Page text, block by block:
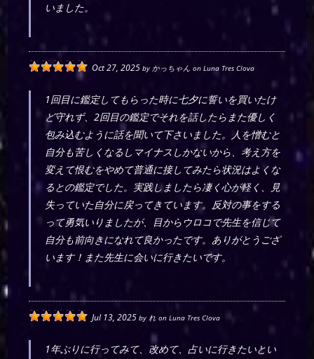
いました。
Oct 27, 2025 by かっちゃん onLuna Tres Clova
1回目に鑑定してもらった時に七夕に誓いを買いたけ
ど守れず、2回目の鑑定でそれを話したらまた優しく
包み込むように話を聞いて下さいました。人を憎むと
自分も苦しくなるしマイナスしかないから、考え方を
変えて恨むをやめて普通に接してみたら状況はよくな
るとの鑑定でした。実践しましたら凄く心が軽く、見
失っていた自分に戻ってきています。反対の事をする
って勇気いりましたが、目からウロコで先生を信じて
自分も前向きになれて良かったです。ありがとうござ
います！また先生に会いに行きたいです。
Jul 13, 2025 byれ onLuna Tres Clova
1年ぶりに行ってみて、改めて、占いに行きたいとい